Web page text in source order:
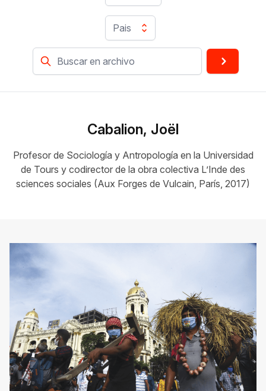
Pais
Cabalion, Joël
Profesor de Sociología y Antropología en la Universidad
de Tours y codirector de la obra colectiva L’Inde des
sciences sociales (Aux Forges de Vulcain, París, 2017)